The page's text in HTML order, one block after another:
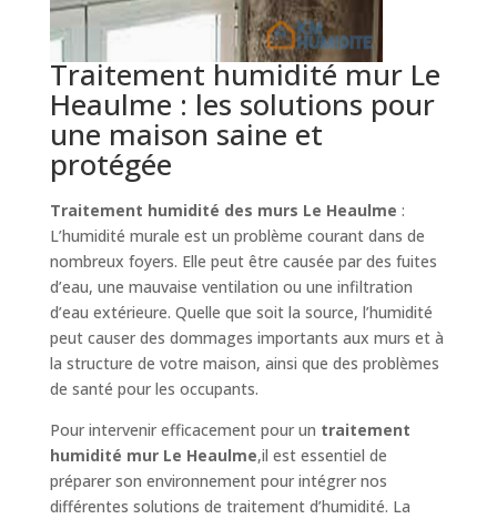
Traitement humidité mur Le
Heaulme : les solutions pour
une maison saine et
protégée
Traitement humidité des murs Le Heaulme :
L’humidité murale est un problème courant dans de
nombreux foyers. Elle peut être causée par des fuites
d’eau, une mauvaise ventilation ou une infiltration
d’eau extérieure. Quelle que soit la source, l’humidité
peut causer des dommages importants aux murs et à
la structure de votre maison, ainsi que des problèmes
de santé pour les occupants.
Pour intervenir efficacement pour un traitement
humidité mur Le Heaulme,il est essentiel de
préparer son environnement pour intégrer nos
différentes solutions de traitement d’humidité. La